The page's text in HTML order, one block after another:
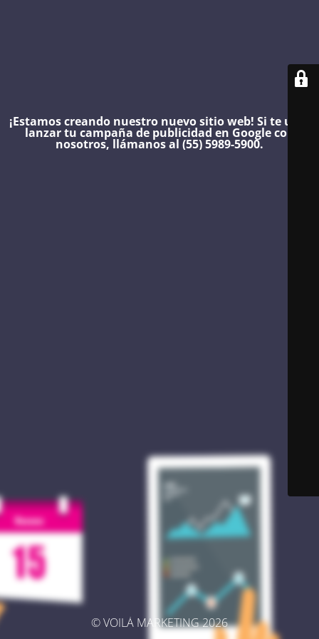
¡Estamos creando nuestro nuevo sitio web! Si te urge
lanzar tu campaña de publicidad en Google con
nosotros, llámanos al (55) 5989-5900.
© VOILÀ MARKETING 2026